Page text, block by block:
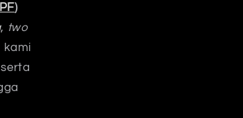
)
, two
kami